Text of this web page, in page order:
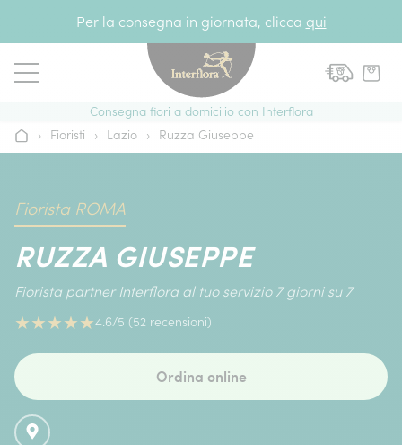
Per la consegna in giornata, clicca qui
Consegna fiori a domicilio con Interflora
Home› Fioristi › Lazio › Ruzza Giuseppe
Fiorista ROMA
RUZZA GIUSEPPE
Fiorista partner Interflora al tuo servizio 7 giorni su 7
★★★★★4.6/5 (52 recensioni)
Ordina online